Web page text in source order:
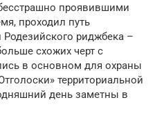
проявившими
проходил путь
риджбека –
схожих черт с
в основном для охраны
территориальной
день заметны в